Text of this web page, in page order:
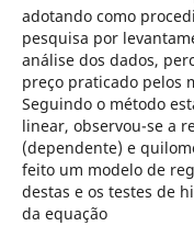
adotando como
pesquisa por
análise dos dados,
preço praticado pelos
Seguindo o método
linear, observou-se a
(dependente) e
feito um modelo de
destas e os testes de
da equação